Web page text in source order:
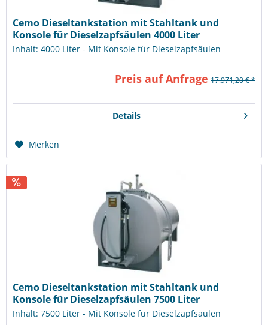
Cemo Dieseltankstation mit Stahltank und
Konsole für Dieselzapfsäulen 4000 Liter
Inhalt: 4000 Liter - Mit Konsole für Dieselzapfsäulen
Preis auf Anfrage 17.971,20 € *
Details
Merken
Cemo Dieseltankstation mit Stahltank und
Konsole für Dieselzapfsäulen 7500 Liter
Inhalt: 7500 Liter - Mit Konsole für Dieselzapfsäulen